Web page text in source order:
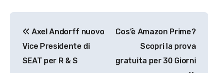
articoli
Axel Andorff nuovo
Vice Presidente di
SEAT per R & S
Cos’è Amazon Prime?
Scopri la prova
gratuita per 30 Giorni